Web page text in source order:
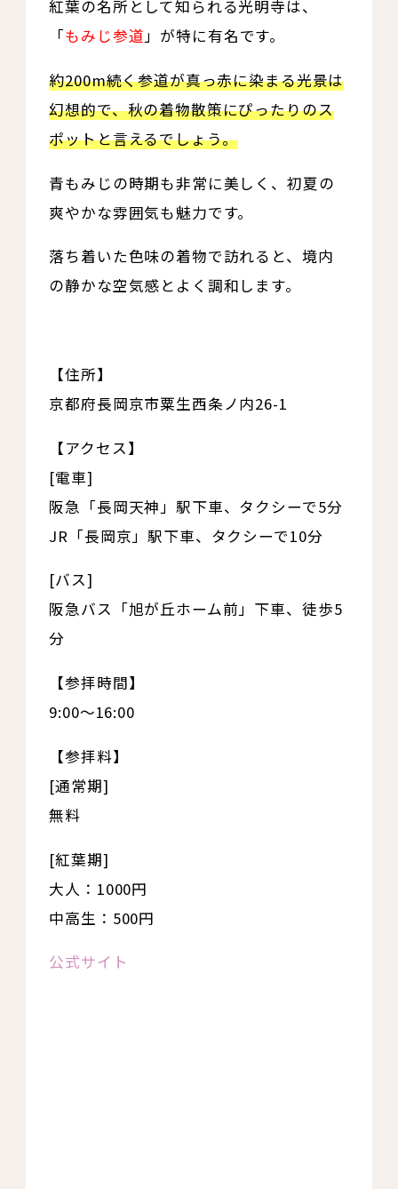
紅葉の名所として知られる光明寺は、
「もみじ参道」が特に有名です。
約200m続く参道が真っ赤に染まる光景は
幻想的で、秋の着物散策にぴったりのス
ポットと言えるでしょう。
青もみじの時期も非常に美しく、初夏の
爽やかな雰囲気も魅力です。
落ち着いた色味の着物で訪れると、境内
の静かな空気感とよく調和します。
【住所】
京都府長岡京市粟生西条ノ内26-1
【アクセス】
[電車]
阪急「長岡天神」駅下車、タクシーで5分
JR「長岡京」駅下車、タクシーで10分
[バス]
阪急バス「旭が丘ホーム前」下車、徒歩5
分
【参拝時間】
9:00～16:00
【参拝料】
[通常期]
無料
[紅葉期]
大人：1000円
中高生：500円
公式サイト